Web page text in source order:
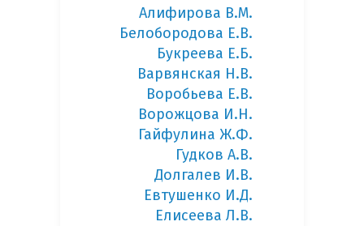
Алифирова В.М.
Белобородова Е.В.
Букреева Е.Б.
Варвянская Н.В.
Воробьева Е.В.
Ворожцова И.Н.
Гайфулина Ж.Ф.
Гудков А.В.
Долгалев И.В.
Евтушенко И.Д.
Елисеева Л.В.